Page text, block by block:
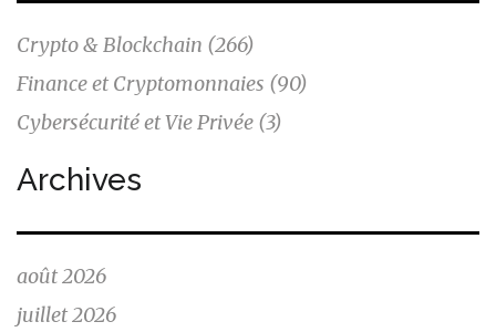
Crypto & Blockchain (266)
Finance et Cryptomonnaies (90)
Cybersécurité et Vie Privée (3)
Archives
août 2026
juillet 2026